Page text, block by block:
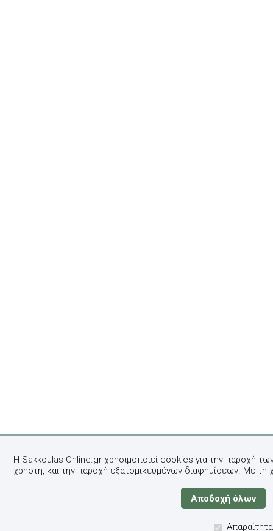
Η Sakkoulas-Online.gr χρησιμοποιεί cookies για την παροχή
χρήστη, και την παροχή εξατομικευμένων διαφημίσεων. Με